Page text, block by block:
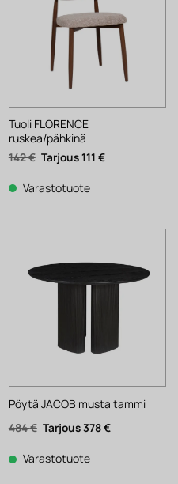
Tuoli FLORENCE
ruskea/pähkinä
142€ Alkuperäinen
hinta
142 €.
111 €Nykyinen
Varastotuote
Pöytä JACOB musta tammi
484€ Alkuperäinen
hinta
484 €.
378€Nykyinen
Varastotuote